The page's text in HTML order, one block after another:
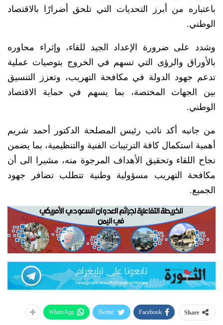
باعتباره من أبرز التحديات التي تلحق أضرارًا بالاقتصاد
الوطني.
وشدد على ضرورة الإعداد الجيد للقاء، وإثراء محاوره
بالأوراق والرؤى التي تسهم في الخروج بتوصيات عملية
تدعم جهود الدولة في مكافحة التهريب، وتعزز التنسيق
بين الجهات المختصة، بما يسهم في حماية الاقتصاد
الوطني.
من جانبه أكد نائب رئيس المصلحة الدكتور أحمد شريم
أهمية استكمال كافة الترتيبات الفنية والتنظيمية، بما يضمن
نجاح اللقاء وتحقيق الأهداف المرجوة منه، مشيرا الى أن
مكافحة التهريب مسؤولية وطنية تتطلب تضافر جهود
الجميع.
Share
Facebook
Twitter
WhatsApp